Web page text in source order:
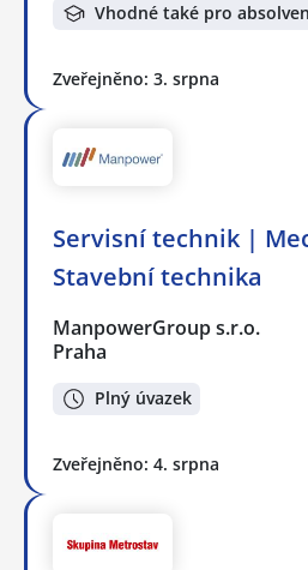
Vhodné také pro
Zveřejněno: 3. srpna
Servisní technik |
Stavební technika
ManpowerGroup s.r.o.
Praha
Plný úvazek
Zveřejněno: 4. srpna